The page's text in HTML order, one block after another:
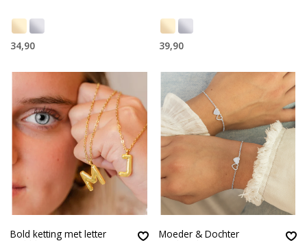
34,90 39,90
Bold ketting met letter
Moeder & Dochter